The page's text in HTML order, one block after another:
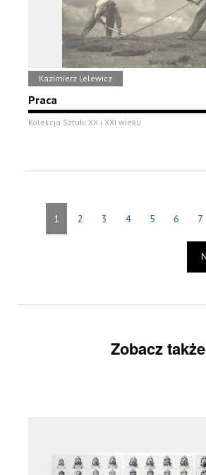
Kazimierz Lelewicz
Praca
Kolekcja Sztuki XX i XXI wieku
1 2 3 4 5 6 7
Zobacz także